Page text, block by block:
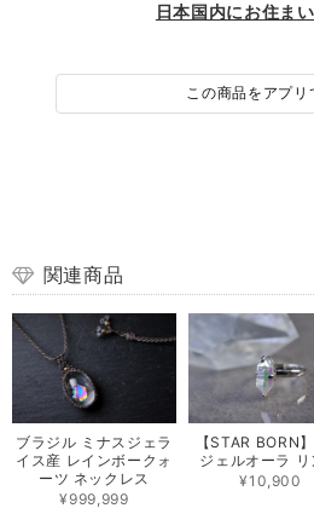
日本国内にお住ま
この商品をアプリ
関連商品
ブラジル ミナスジェラ
イス産 レインボークォ
ーツ ネックレス
¥999,999
【STAR BORN
ジェルオーラ リ
¥10,900